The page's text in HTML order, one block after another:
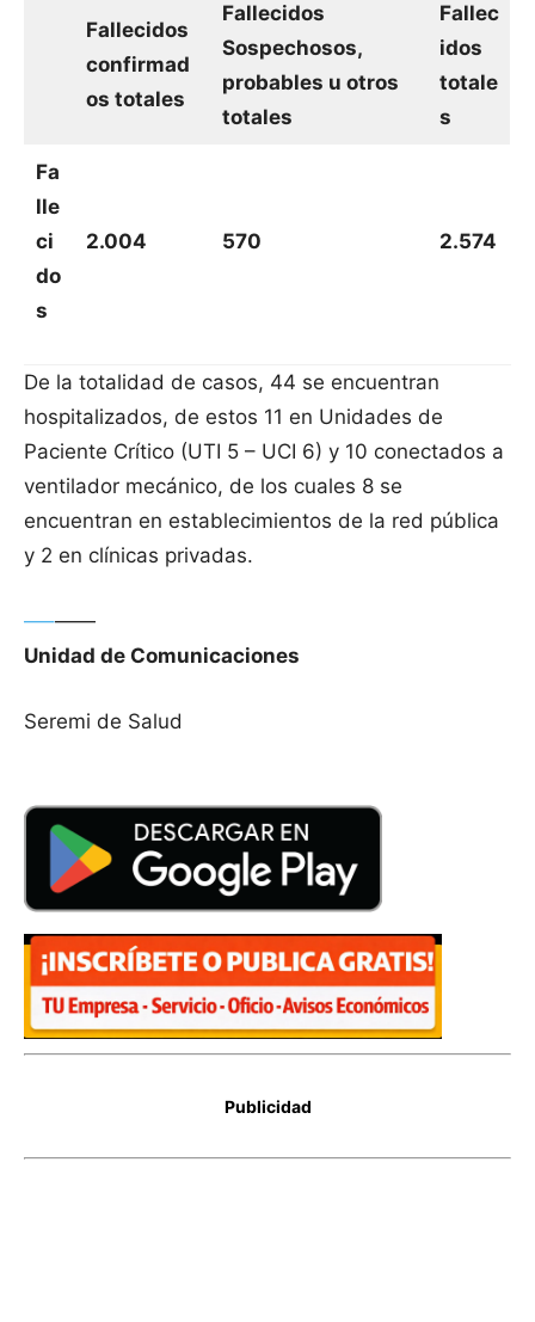
Fallecidos
confirmad
os totales
Fallecidos
Sospechosos,
probables u otros
totales
Fallec
idos
totale
s
Fa
lle
ci
do
s
2.004 570 2.574
De la totalidad de casos, 44 se encuentran
hospitalizados, de estos 11 en Unidades de
Paciente Crítico (UTI 5 – UCI 6) y 10 conectados a
ventilador mecánico, de los cuales 8 se
encuentran en establecimientos de la red pública
y 2 en clínicas privadas.
—–——
Unidad de Comunicaciones
Seremi de Salud
Publicidad